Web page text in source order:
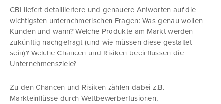
CBI liefert detailliertere und genauere Antworten auf die
wichtigsten unternehmerischen Fragen: Was genau wollen
Kunden und wann? Welche Produkte am Markt werden
zukünftig nachgefragt (und wie müssen diese gestaltet
sein)? Welche Chancen und Risiken beeinflussen die
Unternehmensziele?
Zu den Chancen und Risiken zählen dabei z.B.
Markteinflüsse durch Wettbewerberfusionen,